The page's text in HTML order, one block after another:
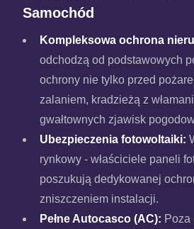
Samochód
Kompleksowa ochrona
odchodzą od podstawowych
ochrony nie tylko przed
zalaniem, kradzieżą z
gwałtownych zjawisk
Ubezpieczenia fotowoltaiki:
rynkowy - właściciele paneli
poszukują dedykowanej
zniszczeniem instalacji.
Pełne Autocasco (AC): Poza